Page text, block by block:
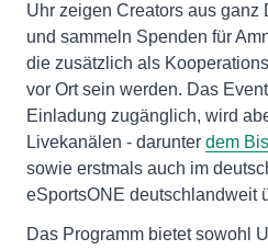
Uhr zeigen Creators aus ganz
und sammeln Spenden für
die zusätzlich als
vor Ort sein werden. Das
Einladung zugänglich, wird
Livekanälen - darunter dem
sowie erstmals auch im
eSportsONE deutschlandweit
Das Programm bietet sowohl